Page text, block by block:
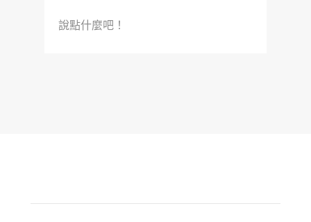
說點什麼吧！